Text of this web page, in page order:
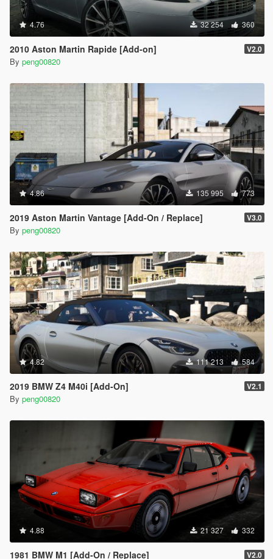
4.76 32 254 360
2010 Aston Martin Rapide [Add-on] V2.0
By peng00820
4.86 135 995 773
2019 Aston Martin Vantage [Add-On / Replace] V3.0
By peng00820
4.82 111 213 584
2019 BMW Z4 M40i [Add-On] V2.1
By peng00820
4.88 21 327 332
1981 BMW M1 [Add-On / Replace] V2.0